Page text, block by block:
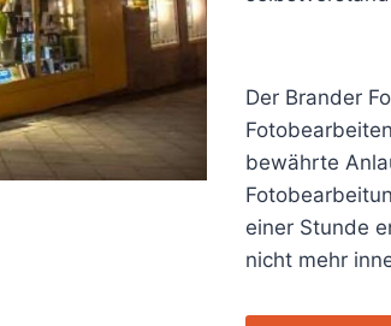
Der Brander
bewährte
einer Stunde
nicht mehr